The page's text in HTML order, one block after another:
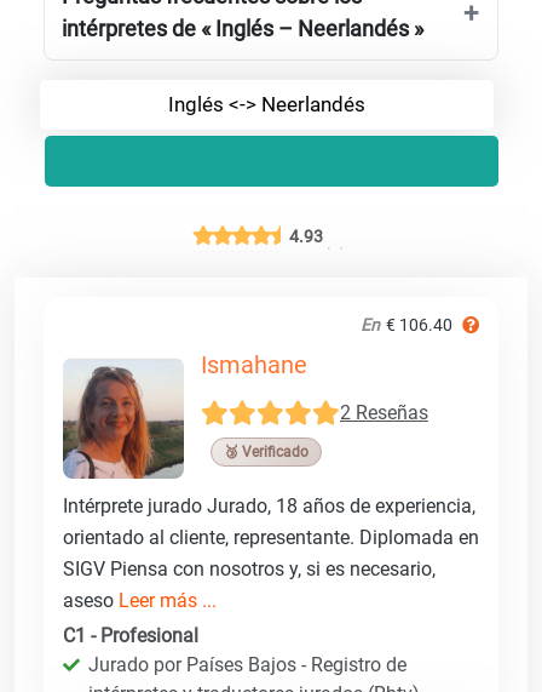
intérpretes de « Inglés – Neerlandés »
Inglés <-> Neerlandés
4.93
En € 106.40
Ismahane
2 Reseñas
🥉 Verificado
Intérprete jurado Jurado, 18 años de experiencia,
orientado al cliente, representante. Diplomada en
SIGV Piensa con nosotros y, si es necesario,
aseso Leer más ...
C1 - Profesional
Jurado por Países Bajos - Registro de